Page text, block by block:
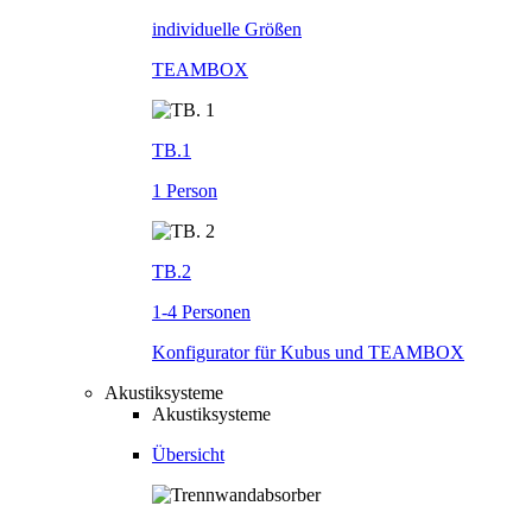
individuelle Größen
TEAMBOX
TB.1
1 Person
TB.2
1-4 Personen
Konfigurator für Kubus und TEAMBOX
Akustiksysteme
Akustiksysteme
Übersicht